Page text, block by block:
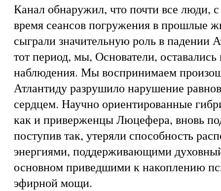
Канал обнаружил, что почти все люди,
время сеансов погружения в прошлые
сыграли значительную роль в падении
тот период, мы, Основатели,
наблюдения. Мы воспринимаем
Атлантиду разрушило нарушение
сердцем. Научно ориентированные
как и приверженцы Люцефера, вновь
поступив так, утеряли способность
энергиями, поддерживающими
основном приведшими к накоплению
эфирной мощи.